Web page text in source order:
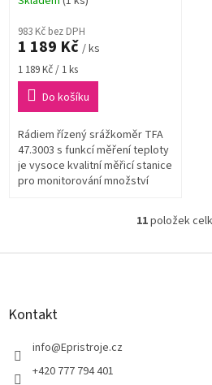
983 Kč bez DPH
1 189 Kč / ks
Měrná
cena:
1 189 Kč / 1 ks
Do košíku
Rádiem řízený srážkoměr TFA
47.3003 s funkcí měření teploty
je vysoce kvalitní měřicí stanice
pro monitorování množství
O
l
11položek
Z
Kontakt
info@Epristroje.cz
+420 777 794 401